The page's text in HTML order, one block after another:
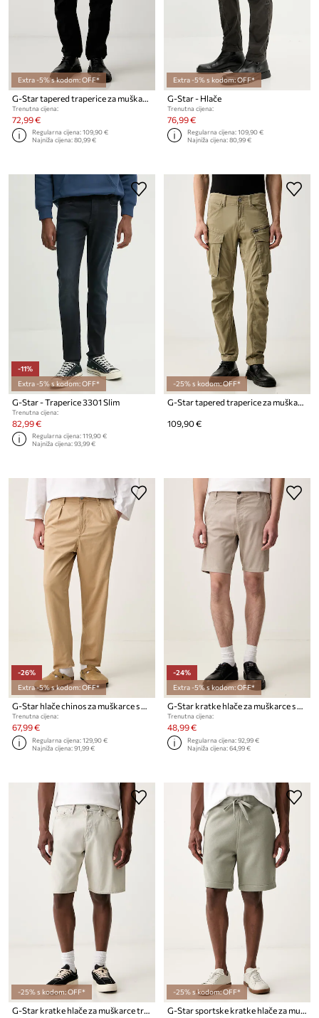
Extra -5% s kodom: OFF*
Trenutna cijena:
72,99 €
Regularna cijena:109,90 €
Najniža cijena:80,99 €
Extra -5% s kodom: OFF*
G-Star - Hlače
Trenutna cijena:
76,99 €
Regularna cijena:109,90 €
Najniža cijena:80,99 €
-11%
Extra -5% s kodom: OFF*
G-Star - Traperice 3301 Slim
Trenutna cijena:
82,99 €
Regularna cijena:119,90 €
Najniža cijena:93,99 €
-25% s kodom: OFF*
G-Star tapered traperice za muškarce Rovic Zip 3D Regular Tapered
109,90 €
-26%
Extra -5% s kodom: OFF*
G-Star hlače chinos za muškarce s pamukom Pleated Chino Relaxed Tapered
Trenutna cijena:
67,99 €
Regularna cijena:129,90 €
Najniža cijena:91,99 €
-24%
Extra -5% s kodom: OFF*
G-Star kratke hlače za muškarce s pamukom
Trenutna cijena:
48,99 €
Regularna cijena:92,99 €
Najniža cijena:64,99 €
-25% s kodom: OFF* -25% s kodom: OFF*